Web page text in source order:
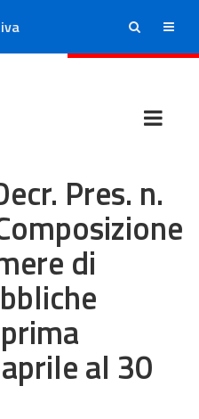
ricerca menu
Pres. n.
di
al 30